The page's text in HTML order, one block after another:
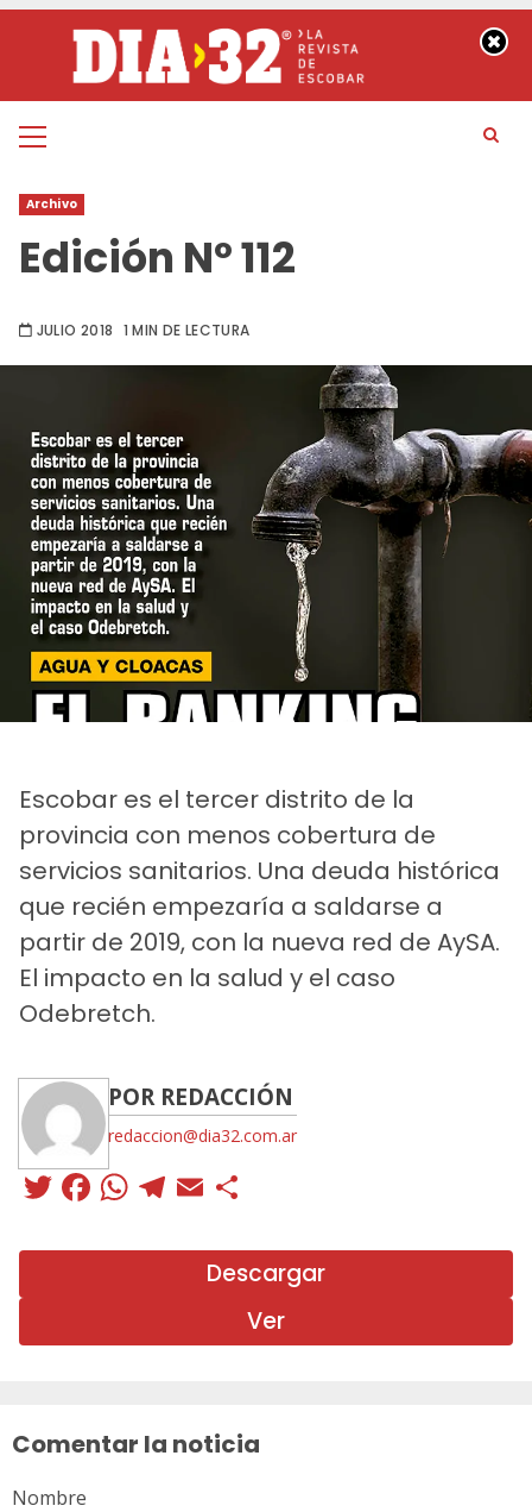
contenido
Menú
Archivo
Edición Nº 112
JULIO 2018 1 MIN DE LECTURA
Escobar es el tercer distrito de la
provincia con menos cobertura de
servicios sanitarios. Una deuda histórica
que recién empezaría a saldarse a
partir de 2019, con la nueva red de AySA.
El impacto en la salud y el caso
Odebretch.
POR REDACCIÓN
redaccion@dia32.com.ar
Twitter
Facebook
WhatsApp
Telegram
Email
Descargar
Ver
Comentar la noticia
Nombre